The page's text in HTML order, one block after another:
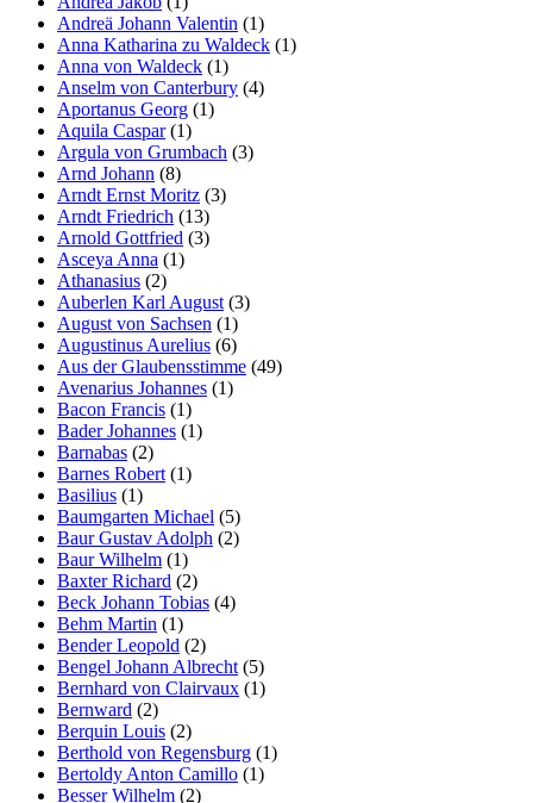
Andreä Johann Valentin (1)
Anna Katharina zu Waldeck (1)
Anna von Waldeck (1)
Anselm von Canterbury (4)
Aportanus Georg (1)
Aquila Caspar(1)
Argula von Grumbach (3)
Arnd Johann (8)
Arndt Ernst Moritz (3)
Arndt Friedrich (13)
Arnold Gottfried (3)
Asceya Anna (1)
Athanasius (2)
Auberlen Karl August (3)
August von Sachsen (1)
Augustinus Aurelius (6)
Aus der Glaubensstimme (49)
Avenarius Johannes (1)
Bacon Francis (1)
Bader Johannes (1)
Barnabas (2)
Barnes Robert (1)
Basilius (1)
Baumgarten Michael (5)
Baur Gustav Adolph (2)
Baur Wilhelm (1)
Baxter Richard (2)
Beck Johann Tobias (4)
Behm Martin (1)
Bender Leopold (2)
Bengel Johann Albrecht (5)
Bernhard von Clairvaux (1)
Bernward (2)
Berquin Louis (2)
Berthold von Regensburg (1)
Bertoldy Anton Camillo (1)
Besser Wilhelm (2)